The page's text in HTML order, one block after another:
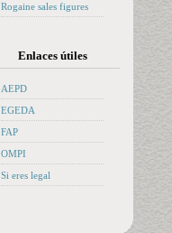
Rogaine sales figures
Enlaces útiles
AEPD
EGEDA
FAP
OMPI
Si eres legal